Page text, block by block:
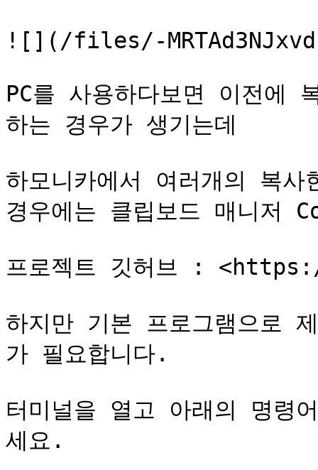
![](/files/-
PC를 사용하다보면 이전에
하는 경우가 생기는데
하모니카에서 여러개의 복
경우에는 클립보드 매니저
프로젝트 깃허브 :
하지만 기본 프로그램으로
가 필요합니다.
터미널을 열고 아래의 명령
세요.